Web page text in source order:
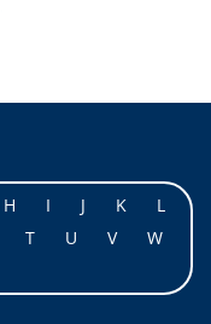
H I J K
L
T U V
W